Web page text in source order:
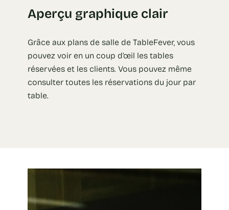
Aperçu graphique clair
Grâce aux plans de salle de TableFever, vous
pouvez voir en un coup d’œil les tables
réservées et les clients. Vous pouvez même
consulter toutes les réservations du jour par
table.